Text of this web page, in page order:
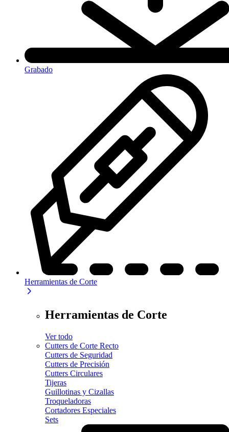
Grabado
Herramientas de Corte
Herramientas de Corte
Ver todo
Cutters de Corte Recto
Cutters de Seguridad
Cutters de Precisión
Cutters Circulares
Tijeras
Guillotinas y Cizallas
Troqueladoras
Cortadores Especiales
Sets